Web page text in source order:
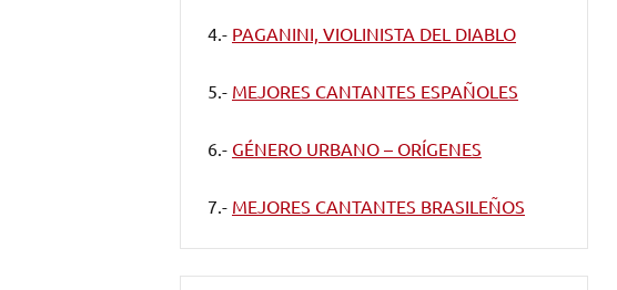
4.- PAGANINI, VIOLINISTA DEL DIABLO
5.- MEJORES CANTANTES ESPAÑOLES
6.- GÉNERO URBANO – ORÍGENES
7.- MEJORES CANTANTES BRASILEÑOS